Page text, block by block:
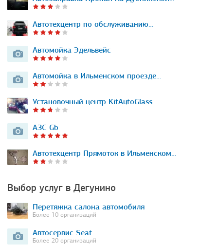
Автотехцентр по обслуживанию…
Автомойка Эдельвейс
Автомойка в Ильменском проезде…
Установочный центр KitAutoGlass…
АЗС Gb
Автотехцентр Прямоток в Ильменском…
Выбор услуг в Дегунино
Перетяжка салона автомобиля
Более 10 организаций
Автосервис Seat
Более 20 организаций